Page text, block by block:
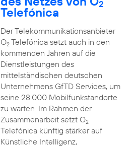
2
Telefónica
Der Telekommunikationsanbieter
O2Telefónica setzt auch in den
kommenden Jahren auf die
Dienstleistungen des
mittelständischen deutschen
Unternehmens GfTD Services, um
seine 28.000 Mobilfunkstandorte
zu warten. Im Rahmen der
Zusammenarbeit setzt O2
Telefónica künftig stärker auf
Künstliche Intelligenz,